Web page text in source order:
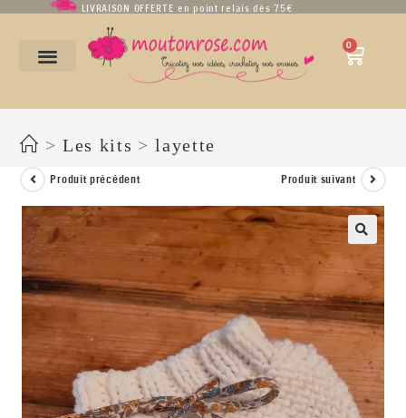
LIVRAISON OFFERTE en point relais dès 75€
0
> Les kits > layette
Produit précédent Produit suivant